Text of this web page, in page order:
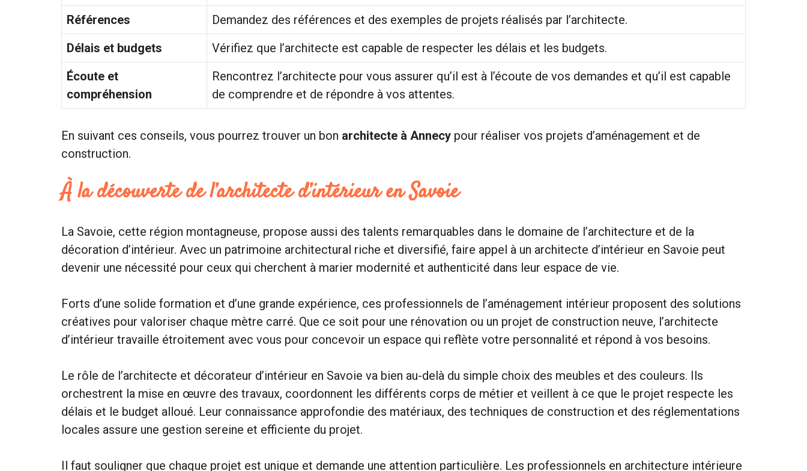
Références
Demandez des références et des exemples de projets réalisés par l’architecte.
Délais et budgets
Vérifiez que l’architecte est capable de respecter les délais et les budgets.
Écoute et
compréhension
Rencontrez l’architecte pour vous assurer qu’il est à l’écoute de vos demandes et qu’il est capable
de comprendre et de répondre à vos attentes.
En suivant ces conseils, vous pourrez trouver un bon architecte à Annecy pour réaliser vos projets d’aménagement et de
construction.
À la découverte de l’architecte d’intérieur en Savoie
La Savoie, cette région montagneuse, propose aussi des talents remarquables dans le domaine de l’architecture et de la
décoration d’intérieur. Avec un patrimoine architectural riche et diversifié, faire appel à un architecte d’intérieur en Savoie peut
devenir une nécessité pour ceux qui cherchent à marier modernité et authenticité dans leur espace de vie.
Forts d’une solide formation et d’une grande expérience, ces professionnels de l’aménagement intérieur proposent des solutions
créatives pour valoriser chaque mètre carré. Que ce soit pour une rénovation ou un projet de construction neuve, l’architecte
d’intérieur travaille étroitement avec vous pour concevoir un espace qui reflète votre personnalité et répond à vos besoins.
Le rôle de l’architecte et décorateur d’intérieur en Savoie va bien au-delà du simple choix des meubles et des couleurs. Ils
orchestrent la mise en œuvre des travaux, coordonnent les différents corps de métier et veillent à ce que le projet respecte les
délais et le budget alloué. Leur connaissance approfondie des matériaux, des techniques de construction et des réglementations
locales assure une gestion sereine et efficiente du projet.
Il faut souligner que chaque projet est unique et demande une attention particulière. Les professionnels en architecture intérieure